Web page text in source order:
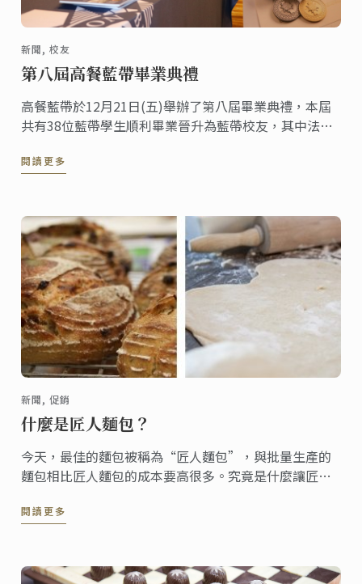
新聞, 校友
第八屆高餐藍帶畢業典禮
高餐藍帶於12月21日(五)舉辦了第八屆畢業典禮，本屆
共有38位藍帶學生順利畢業晉升為藍帶校友，其中法式
生。尤其是香港籍鄭敬餘(Fish)成功取得「藍帶廚藝大證
閱讀更多
新聞, 促銷
什麼是匠人麵包？
今天，最佳的麵包被稱為“匠人麵包”，與批量生產的
麵包相比匠人麵包的成本要高很多。究竟是什麼讓匠人
閱讀更多